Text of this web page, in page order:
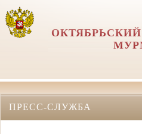
ПРЕСС-СЛУЖБА